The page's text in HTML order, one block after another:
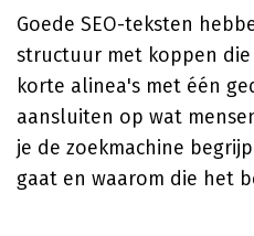
Goede SEO-teksten
structuur met koppen
korte alinea's met één
aansluiten op wat
je de zoekmachine
gaat en waarom die het